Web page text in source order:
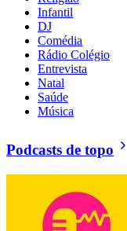
Infantil
DJ
Comédia
Rádio Colégio
Entrevista
Natal
Saúde
Música
Podcasts de topo